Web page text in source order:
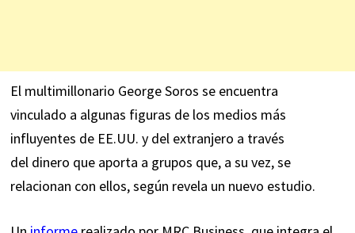
El multimillonario George Soros se encuentra
vinculado a algunas figuras de los medios más
influyentes de EE.UU. y del extranjero a través
del dinero que aporta a grupos que, a su vez, se
relacionan con ellos, según revela un nuevo estudio.